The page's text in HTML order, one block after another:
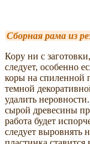
Сборная рама из
Кору ни с
следует, особенно
коры на спиленной
темной
удалить
сырой древесины
работа будет
следует выровнять